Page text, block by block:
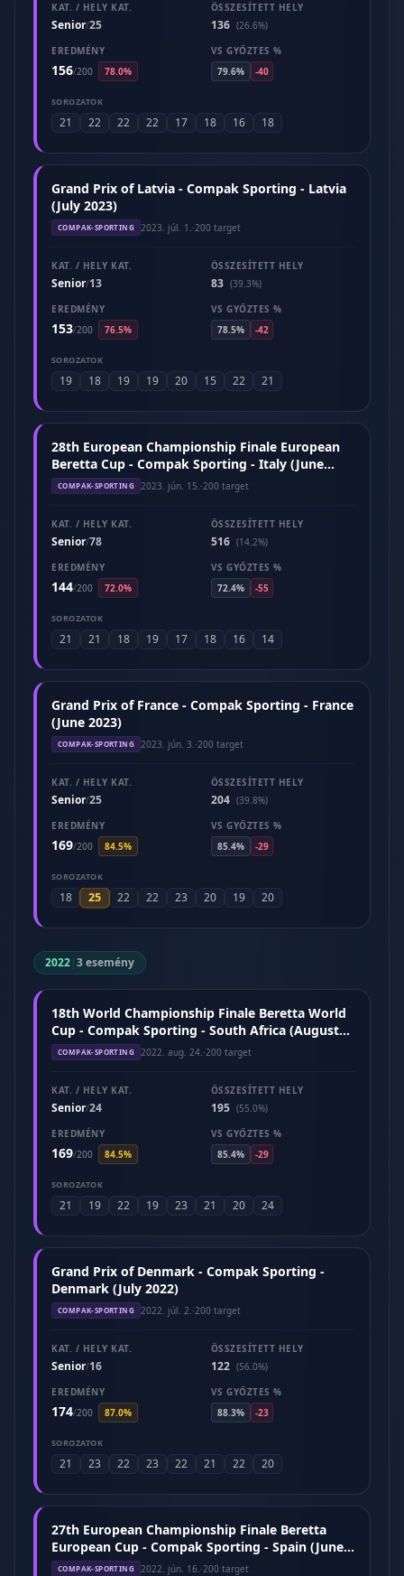
KAT. / HELY KAT.
Senior/25
ÖSSZESÍTETT HELY
136 (26.6%)
EREDMÉNY
156/200 78.0%
VS GYŐZTES %
79.6%
-40
SOROZATOK
21 22 22 22 17 18 16 18
Grand Prix of Latvia - Compak Sporting - Latvia
(July 2023)
COMPAK-SPORTING 2023. júl. 1. ·200 target
KAT. / HELY KAT.
Senior/13
ÖSSZESÍTETT HELY
83 (39.3%)
EREDMÉNY
153/200 76.5%
VS GYŐZTES %
78.5%
-42
SOROZATOK
19 18 19 19 20 15 22 21
28th European Championship Finale European
Beretta Cup - Compak Sporting - Italy (June
2023)
COMPAK-SPORTING 2023. jún. 15. ·200 target
KAT. / HELY KAT.
Senior/78
ÖSSZESÍTETT HELY
516 (14.2%)
EREDMÉNY
144/200 72.0%
VS GYŐZTES %
72.4%
-55
SOROZATOK
21 21 18 19 17 18 16 14
Grand Prix of France - Compak Sporting - France
(June 2023)
COMPAK-SPORTING 2023. jún. 3. ·200 target
KAT. / HELY KAT.
Senior/25
ÖSSZESÍTETT HELY
204 (39.8%)
EREDMÉNY
169/200 84.5%
VS GYŐZTES %
85.4%
-29
SOROZATOK
18 25 22 22 23 20 19 20
2022|3 esemény
18th World Championship Finale Beretta World
Cup - Compak Sporting - South Africa (August
2022)
COMPAK-SPORTING 2022. aug. 24. ·200 target
KAT. / HELY KAT.
Senior/24
ÖSSZESÍTETT HELY
195 (55.0%)
EREDMÉNY
169/200 84.5%
VS GYŐZTES %
85.4%
-29
SOROZATOK
21 19 22 19 23 21 20 24
Grand Prix of Denmark - Compak Sporting -
Denmark (July 2022)
COMPAK-SPORTING 2022. júl. 2. ·200 target
KAT. / HELY KAT.
Senior/16
ÖSSZESÍTETT HELY
122 (56.0%)
EREDMÉNY
174/200 87.0%
VS GYŐZTES %
88.3%
-23
SOROZATOK
21 23 22 23 22 21 22 20
27th European Championship Finale Beretta
European Cup - Compak Sporting - Spain (June
2022)
COMPAK-SPORTING 2022. jún. 16. ·200 target